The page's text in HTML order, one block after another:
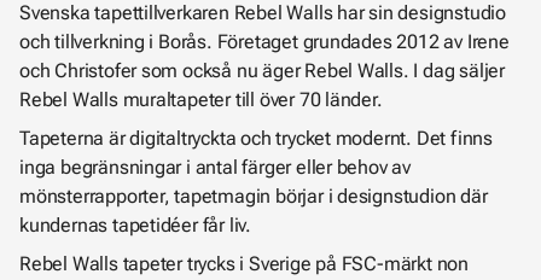
Svenska tapettillverkaren Rebel Walls har sin designstudio
och tillverkning i Borås. Företaget grundades 2012 av Irene
och Christofer som också nu äger Rebel Walls. I dag säljer
Rebel Walls muraltapeter till över 70 länder.
Tapeterna är digitaltryckta och trycket modernt. Det finns
inga begränsningar i antal färger eller behov av
mönsterrapporter, tapetmagin börjar i designstudion där
kundernas tapetidéer får liv.
Rebel Walls tapeter trycks i Sverige på FSC-märkt non